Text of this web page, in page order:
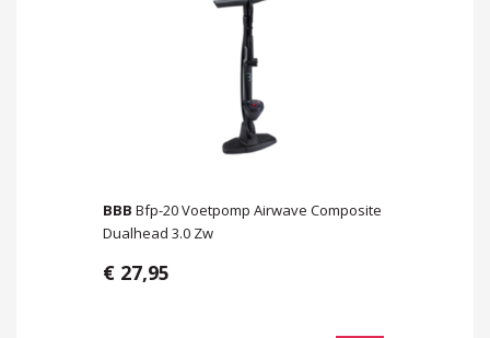
BBB Bfp-20 Voetpomp Airwave Composite
Dualhead 3.0 Zw
€ 27,95